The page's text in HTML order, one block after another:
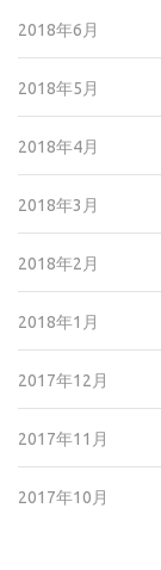
2018年6月
2018年5月
2018年4月
2018年3月
2018年2月
2018年1月
2017年12月
2017年11月
2017年10月